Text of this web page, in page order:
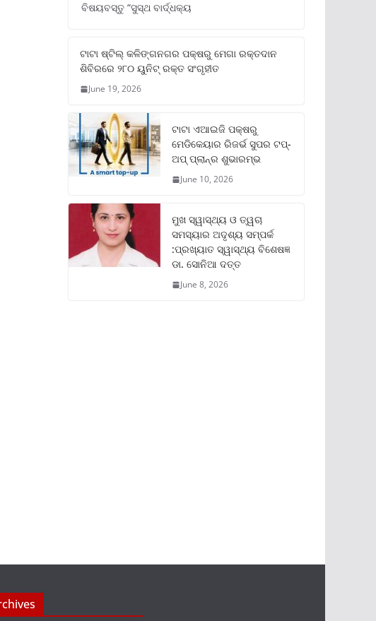
ବିଷୟବସ୍ତୁ “ସୁସ୍ଥ ବାର୍ଦ୍ଧକ୍ୟ
ଟାଟା ଷ୍ଟିଲ୍‌ କଳିଙ୍ଗନଗର ପକ୍ଷରୁ ମେଗା ରକ୍ତଦାନ
ଶିବିରରେ ୨୮୦ ୟୁନିଟ୍‌ ରକ୍ତ ସଂଗୃହୀତ
June 19, 2026
ଟାଟା ଏଆଇଜି ପକ୍ଷରୁ
ମେଡିକେୟାର ରିଜର୍ଭ ସୁପର ଟପ୍‌-
ଅପ୍ ପ୍ଲାନ୍‌ର ଶୁଭାରମ୍ଭ
June 10, 2026
ମୁଖ ସ୍ୱାସ୍ଥ୍ୟ ଓ ତ୍ୱଚା
ସମସ୍ୟାର ଅଦୃଶ୍ୟ ସମ୍ପର୍କ
:ପ୍ରଖ୍ୟାତ ସ୍ୱାସ୍ଥ୍ୟ ବିଶେଷଜ୍ଞ
ଡା. ସୋନିଆ ଦତ୍ତ
June 8, 2026